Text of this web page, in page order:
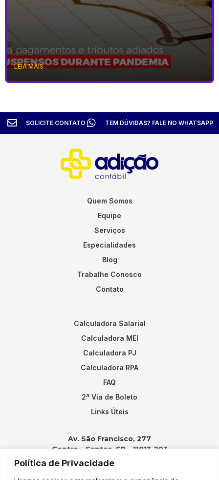
Política de Privacidade
LEIA MAIS
SOLICITE CONTATO TEM DÚVIDAS? FALE NO WHATSAPP
Quem Somos
Equipe
Serviços
Especialidades
Blog
Trabalhe Conosco
Contato
Calculadora Salarial
Calculadora MEI
Calculadora PJ
Calculadora RPA
FAQ
2ª Via de Boleto
Links Úteis
Av. São Francisco, 277
Centro – Santos, SP – 11013-203
Contatos: